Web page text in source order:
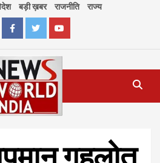
बड़ी ख़बर राजनीति राज्य
FacebookTwitterYoutube